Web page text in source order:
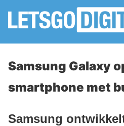
Samsung Galaxy
smartphone met
Samsung